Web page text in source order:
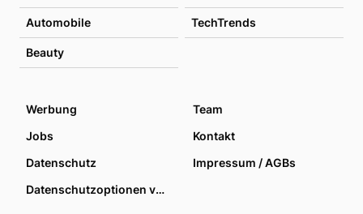
Automobile TechTrends
Beauty
Werbung
Team
Jobs
Kontakt
Datenschutz
Impressum / AGBs
Datenschutzoptionen verwalten